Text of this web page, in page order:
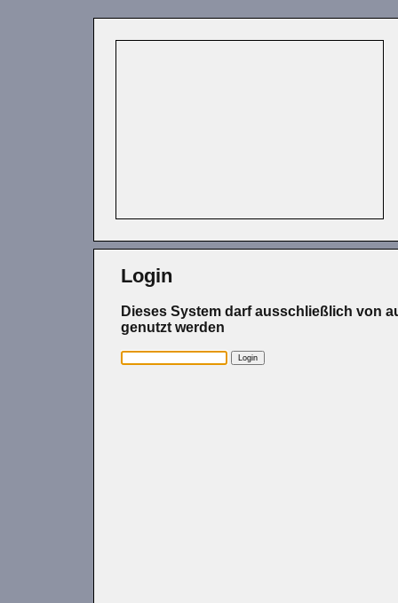
Login
Dieses System darf ausschließlich von
genutzt werden